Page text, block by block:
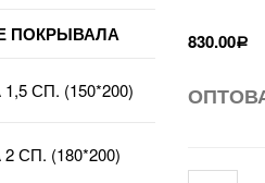
830.00Р
ПОКРЫВАЛА
СП. (150*200)
СП. (180*200)